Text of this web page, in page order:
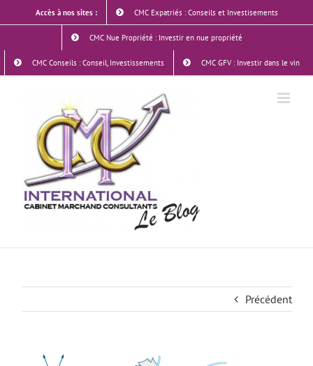
Accès à nos sites : CMC Expatriés : Conseils et Investisements
CMC Nue Propriété : Investir en nue propriété
CMC Conseils : Conseil, Investissements CMC GFV : Investir dans le vin
Précédent